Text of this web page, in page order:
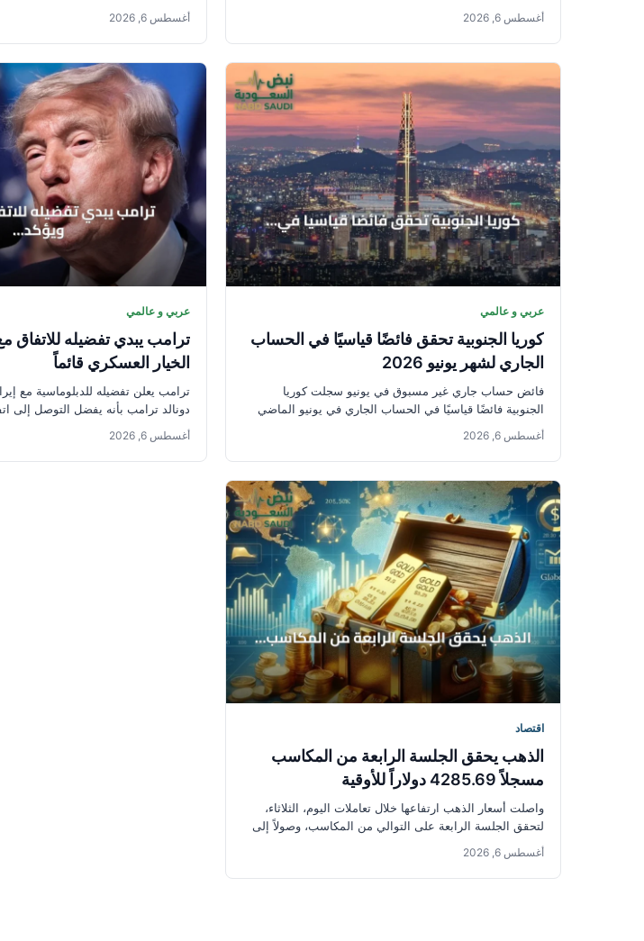
بيع...
أغسطس 6, 2026
وذلك على...
أغسطس 6, 2026
عربي و عالمي
كوريا الجنوبية تحقق فائضًا قياسيًا في الحساب
الجاري لشهر يونيو 2026
فائض حساب جاري غير مسبوق في يونيو سجلت كوريا
الجنوبية فائضًا قياسيًا في الحساب الجاري في يونيو الماضي
بفضل الصادرات...
أغسطس 6, 2026
عربي و عالمي
ترامب يبدي تفضيله للاتفاق
الخيار العسكري قائماً
ترامب يعلن تفضيله للدبلوماسية مع
دونالد ترامب بأنه يفضل التوصل إلى
شدد في...
أغسطس 6, 2026
اقتصاد
الذهب يحقق الجلسة الرابعة من المكاسب
مسجلاً 4285.69 دولاراً للأوقية
واصلت أسعار الذهب ارتفاعها خلال تعاملات اليوم، الثلاثاء،
لتحقق الجلسة الرابعة على التوالي من المكاسب، وصولاً إلى
أعلى مستوى لها...
أغسطس 6, 2026